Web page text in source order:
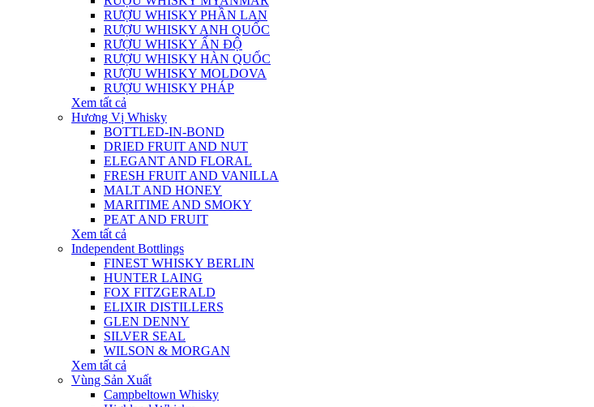
RƯỢU WHISKY PHẦN LAN
RƯỢU WHISKY ANH QUỐC
RƯỢU WHISKY ẤN ĐỘ
RƯỢU WHISKY HÀN QUỐC
RƯỢU WHISKY MOLDOVA
RƯỢU WHISKY PHÁP
Xem tất cả
Hương Vị Whisky
BOTTLED-IN-BOND
DRIED FRUIT AND NUT
ELEGANT AND FLORAL
FRESH FRUIT AND VANILLA
MALT AND HONEY
MARITIME AND SMOKY
PEAT AND FRUIT
Xem tất cả
Independent Bottlings
FINEST WHISKY BERLIN
HUNTER LAING
FOX FITZGERALD
ELIXIR DISTILLERS
GLEN DENNY
SILVER SEAL
WILSON & MORGAN
Xem tất cả
Vùng Sản Xuất
Campbeltown Whisky